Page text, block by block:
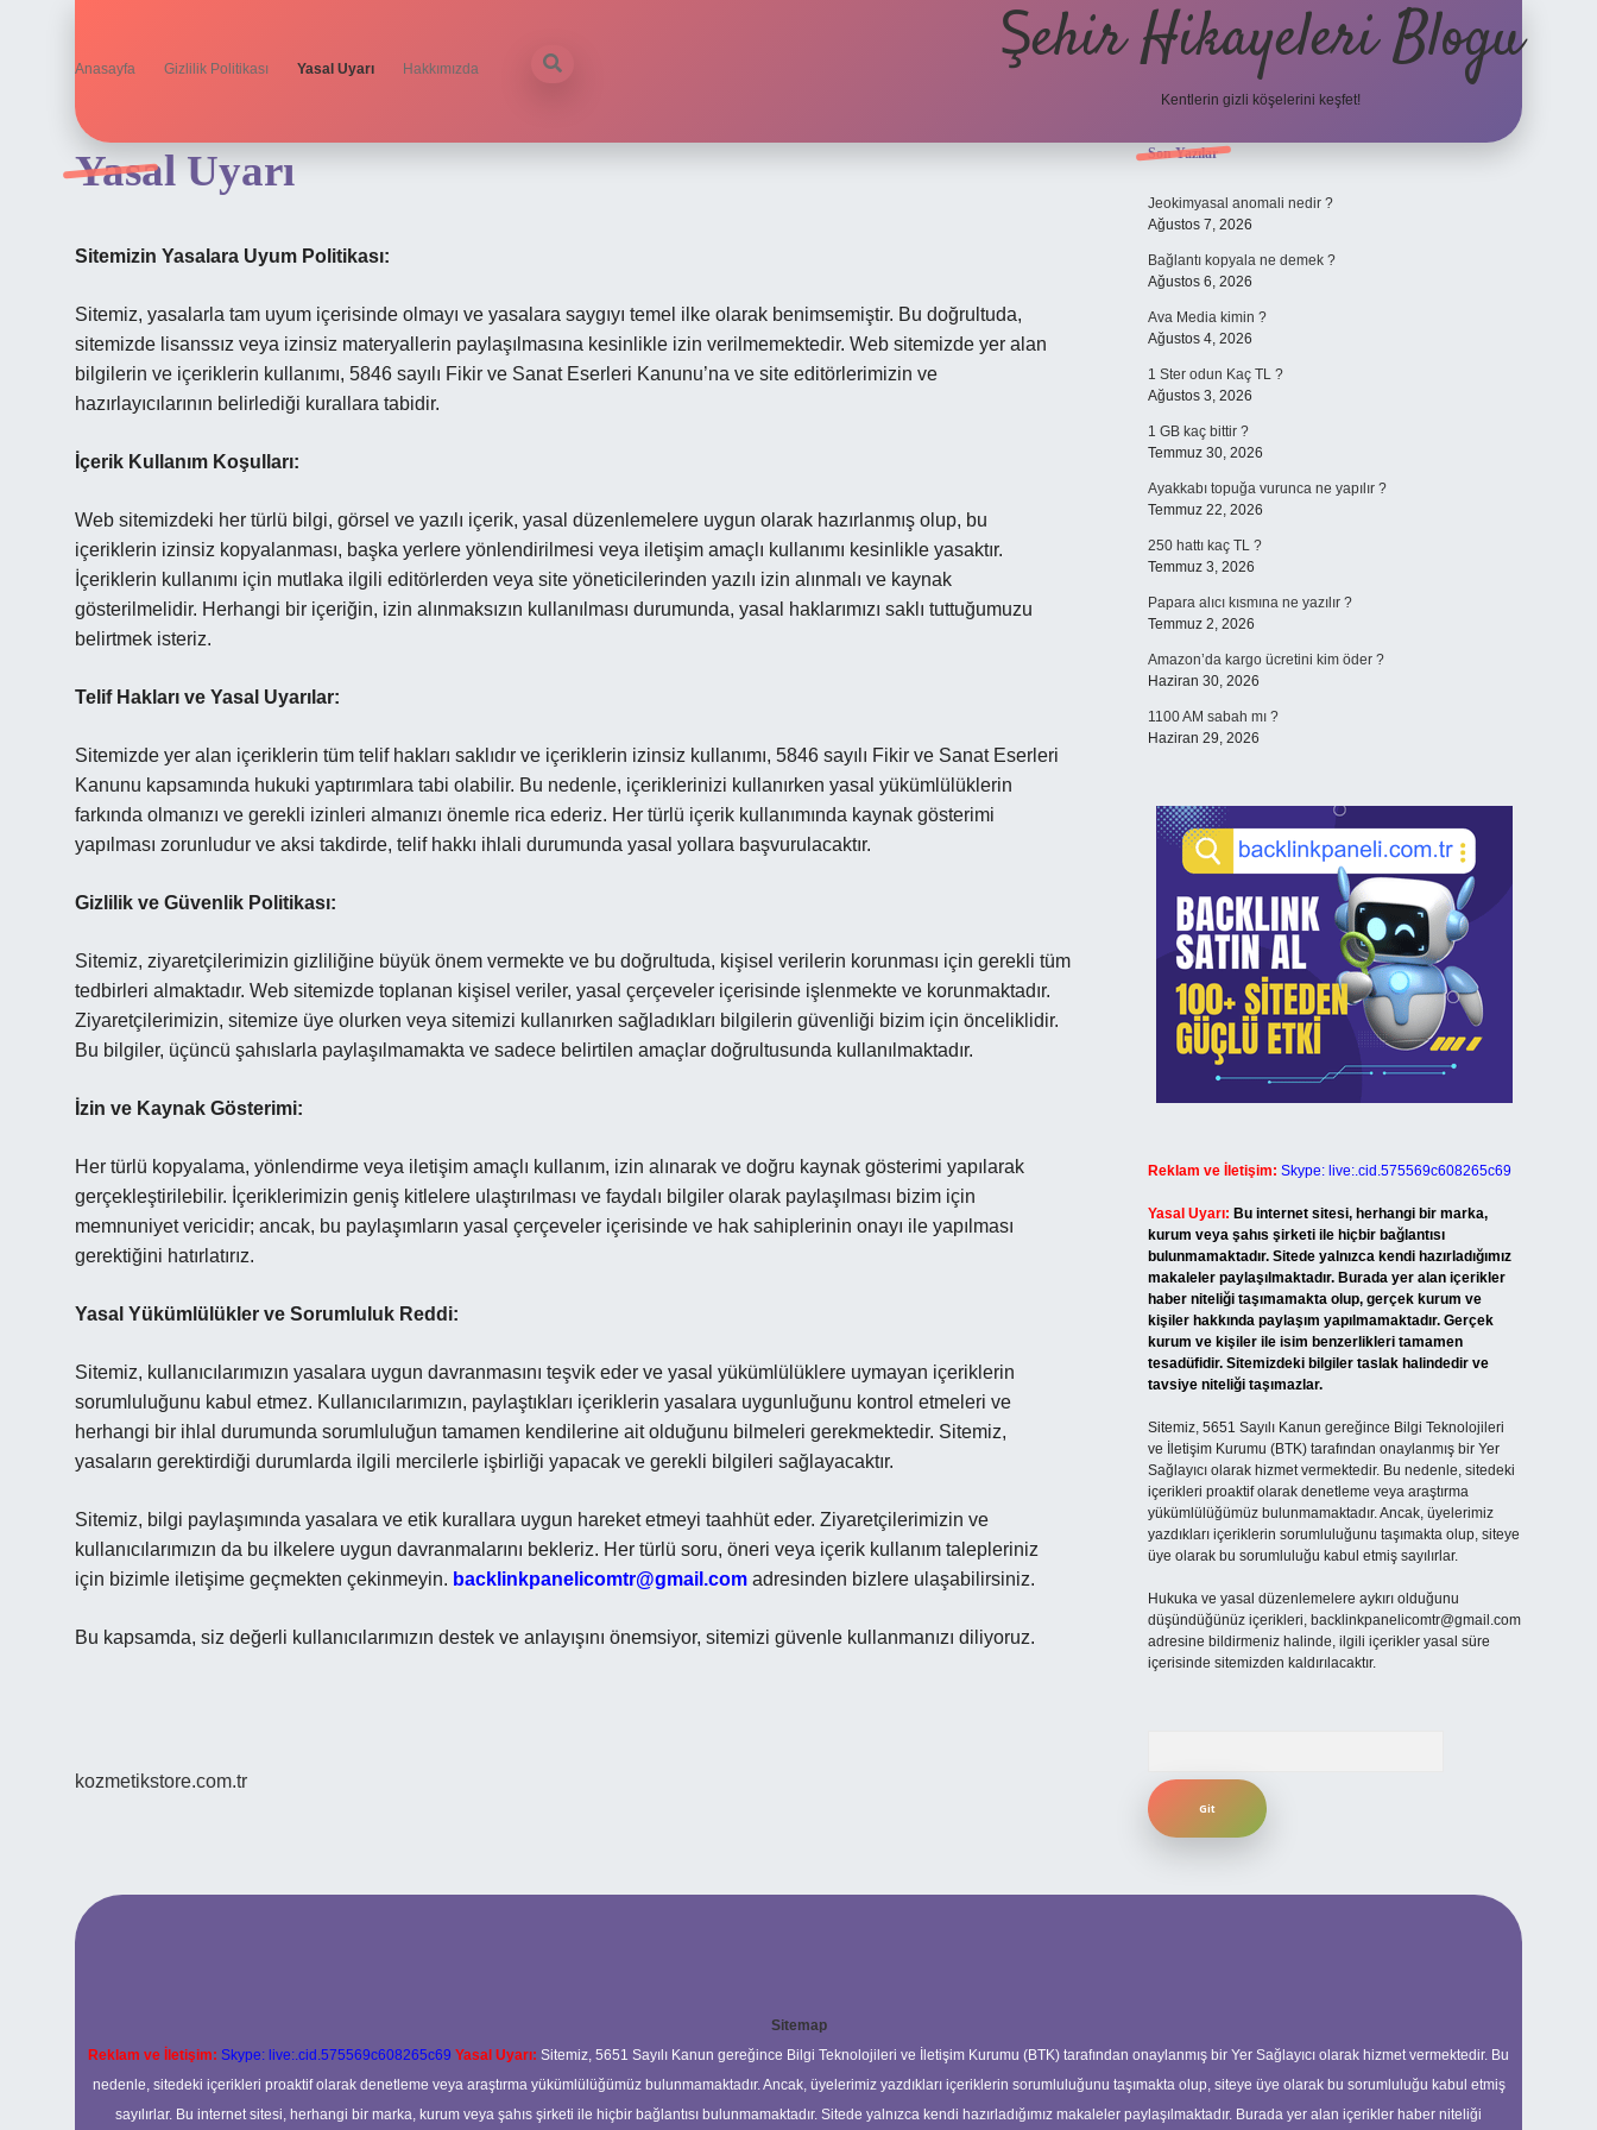
Anasayfa Gizlilik Politikası Yasal Uyarı Hakkımızda Şehir Hikayeleri Blogu
Kentlerin gizli köşelerini keşfet!
Yasal Uyarı
Sitemizin Yasalara Uyum Politikası:
Sitemiz, yasalarla tam uyum içerisinde olmayı ve yasalara saygıyı temel ilke olarak benimsemiştir. Bu doğrultuda,
sitemizde lisanssız veya izinsiz materyallerin paylaşılmasına kesinlikle izin verilmemektedir. Web sitemizde yer alan
bilgilerin ve içeriklerin kullanımı, 5846 sayılı Fikir ve Sanat Eserleri Kanunu’na ve site editörlerimizin ve
hazırlayıcılarının belirlediği kurallara tabidir.
İçerik Kullanım Koşulları:
Web sitemizdeki her türlü bilgi, görsel ve yazılı içerik, yasal düzenlemelere uygun olarak hazırlanmış olup, bu
içeriklerin izinsiz kopyalanması, başka yerlere yönlendirilmesi veya iletişim amaçlı kullanımı kesinlikle yasaktır.
İçeriklerin kullanımı için mutlaka ilgili editörlerden veya site yöneticilerinden yazılı izin alınmalı ve kaynak
gösterilmelidir. Herhangi bir içeriğin, izin alınmaksızın kullanılması durumunda, yasal haklarımızı saklı tuttuğumuzu
belirtmek isteriz.
Telif Hakları ve Yasal Uyarılar:
Sitemizde yer alan içeriklerin tüm telif hakları saklıdır ve içeriklerin izinsiz kullanımı, 5846 sayılı Fikir ve Sanat Eserleri
Kanunu kapsamında hukuki yaptırımlara tabi olabilir. Bu nedenle, içeriklerinizi kullanırken yasal yükümlülüklerin
farkında olmanızı ve gerekli izinleri almanızı önemle rica ederiz. Her türlü içerik kullanımında kaynak gösterimi
yapılması zorunludur ve aksi takdirde, telif hakkı ihlali durumunda yasal yollara başvurulacaktır.
Gizlilik ve Güvenlik Politikası:
Sitemiz, ziyaretçilerimizin gizliliğine büyük önem vermekte ve bu doğrultuda, kişisel verilerin korunması için gerekli tüm
tedbirleri almaktadır. Web sitemizde toplanan kişisel veriler, yasal çerçeveler içerisinde işlenmekte ve korunmaktadır.
Ziyaretçilerimizin, sitemize üye olurken veya sitemizi kullanırken sağladıkları bilgilerin güvenliği bizim için önceliklidir.
Bu bilgiler, üçüncü şahıslarla paylaşılmamakta ve sadece belirtilen amaçlar doğrultusunda kullanılmaktadır.
İzin ve Kaynak Gösterimi:
Her türlü kopyalama, yönlendirme veya iletişim amaçlı kullanım, izin alınarak ve doğru kaynak gösterimi yapılarak
gerçekleştirilebilir. İçeriklerimizin geniş kitlelere ulaştırılması ve faydalı bilgiler olarak paylaşılması bizim için
memnuniyet vericidir; ancak, bu paylaşımların yasal çerçeveler içerisinde ve hak sahiplerinin onayı ile yapılması
gerektiğini hatırlatırız.
Yasal Yükümlülükler ve Sorumluluk Reddi:
Sitemiz, kullanıcılarımızın yasalara uygun davranmasını teşvik eder ve yasal yükümlülüklere uymayan içeriklerin
sorumluluğunu kabul etmez. Kullanıcılarımızın, paylaştıkları içeriklerin yasalara uygunluğunu kontrol etmeleri ve
herhangi bir ihlal durumunda sorumluluğun tamamen kendilerine ait olduğunu bilmeleri gerekmektedir. Sitemiz,
yasaların gerektirdiği durumlarda ilgili mercilerle işbirliği yapacak ve gerekli bilgileri sağlayacaktır.
Sitemiz, bilgi paylaşımında yasalara ve etik kurallara uygun hareket etmeyi taahhüt eder. Ziyaretçilerimizin ve
kullanıcılarımızın da bu ilkelere uygun davranmalarını bekleriz. Her türlü soru, öneri veya içerik kullanım talepleriniz
için bizimle iletişime geçmekten çekinmeyin. backlinkpanelicomtr@gmail.com adresinden bizlere ulaşabilirsiniz.
Bu kapsamda, siz değerli kullanıcılarımızın destek ve anlayışını önemsiyor, sitemizi güvenle kullanmanızı diliyoruz.
kozmetikstore.com.tr
Sidebar
Son Yazılar
Jeokimyasal anomali nedir ?
Ağustos 7, 2026
Bağlantı kopyala ne demek ?
Ağustos 6, 2026
Ava Media kimin ?
Ağustos 4, 2026
1 Ster odun Kaç TL ?
Ağustos 3, 2026
1 GB kaç bittir ?
Temmuz 30, 2026
Ayakkabı topuğa vurunca ne yapılır ?
Temmuz 22, 2026
250 hattı kaç TL ?
Temmuz 3, 2026
Papara alıcı kısmına ne yazılır ?
Temmuz 2, 2026
Amazon’da kargo ücretini kim öder ?
Haziran 30, 2026
1100 AM sabah mı ?
Haziran 29, 2026
Reklam ve İletişim: Skype: live:.cid.575569c608265c69
Yasal Uyarı: Bu internet sitesi, herhangi bir marka,
kurum veya şahıs şirketi ile hiçbir bağlantısı
bulunmamaktadır. Sitede yalnızca kendi hazırladığımız
makaleler paylaşılmaktadır. Burada yer alan içerikler
haber niteliği taşımamakta olup, gerçek kurum ve
kişiler hakkında paylaşım yapılmamaktadır. Gerçek
kurum ve kişiler ile isim benzerlikleri tamamen
tesadüfidir. Sitemizdeki bilgiler taslak halindedir ve
tavsiye niteliği taşımazlar.
Sitemiz, 5651 Sayılı Kanun gereğince Bilgi Teknolojileri
ve İletişim Kurumu (BTK) tarafından onaylanmış bir Yer
Sağlayıcı olarak hizmet vermektedir. Bu nedenle, sitedeki
içerikleri proaktif olarak denetleme veya araştırma
yükümlülüğümüz bulunmamaktadır. Ancak, üyelerimiz
yazdıkları içeriklerin sorumluluğunu taşımakta olup, siteye
üye olarak bu sorumluluğu kabul etmiş sayılırlar.
Hukuka ve yasal düzenlemelere aykırı olduğunu
düşündüğünüz içerikleri, backlinkpanelicomtr@gmail.com
adresine bildirmeniz halinde, ilgili içerikler yasal süre
içerisinde sitemizden kaldırılacaktır.
Sitemap
Reklam ve İletişim: Skype: live:.cid.575569c608265c69 Yasal Uyarı: Sitemiz, 5651 Sayılı Kanun gereğince Bilgi Teknolojileri ve İletişim Kurumu (BTK) tarafından onaylanmış bir Yer Sağlayıcı olarak hizmet vermektedir. Bu
nedenle, sitedeki içerikleri proaktif olarak denetleme veya araştırma yükümlülüğümüz bulunmamaktadır. Ancak, üyelerimiz yazdıkları içeriklerin sorumluluğunu taşımakta olup, siteye üye olarak bu sorumluluğu kabul etmiş
sayılırlar. Bu internet sitesi, herhangi bir marka, kurum veya şahıs şirketi ile hiçbir bağlantısı bulunmamaktadır. Sitede yalnızca kendi hazırladığımız makaleler paylaşılmaktadır. Burada yer alan içerikler haber niteliği